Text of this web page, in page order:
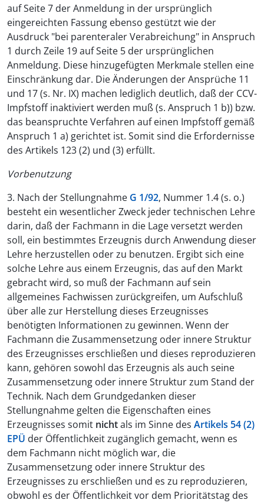
auf Seite 7 der Anmeldung in der ursprünglich
eingereichten Fassung ebenso gestützt wie der
Ausdruck "bei parenteraler Verabreichung" in Anspruch
1 durch Zeile 19 auf Seite 5 der ursprünglichen
Anmeldung. Diese hinzugefügten Merkmale stellen eine
Einschränkung dar. Die Änderungen der Ansprüche 11
und 17 (s. Nr. IX) machen lediglich deutlich, daß der CCV-
Impfstoff inaktiviert werden muß (s. Anspruch 1 b)) bzw.
das beanspruchte Verfahren auf einen Impfstoff gemäß
Anspruch 1 a) gerichtet ist. Somit sind die Erfordernisse
des Artikels 123 (2) und (3) erfüllt.
Vorbenutzung
3. Nach der Stellungnahme G 1/92, Nummer 1.4 (s. o.)
besteht ein wesentlicher Zweck jeder technischen Lehre
darin, daß der Fachmann in die Lage versetzt werden
soll, ein bestimmtes Erzeugnis durch Anwendung dieser
Lehre herzustellen oder zu benutzen. Ergibt sich eine
solche Lehre aus einem Erzeugnis, das auf den Markt
gebracht wird, so muß der Fachmann auf sein
allgemeines Fachwissen zurückgreifen, um Aufschluß
über alle zur Herstellung dieses Erzeugnisses
benötigten Informationen zu gewinnen. Wenn der
Fachmann die Zusammensetzung oder innere Struktur
des Erzeugnisses erschließen und dieses reproduzieren
kann, gehören sowohl das Erzeugnis als auch seine
Zusammensetzung oder innere Struktur zum Stand der
Technik. Nach dem Grundgedanken dieser
Stellungnahme gelten die Eigenschaften eines
Erzeugnisses somit nichtals im Sinne des Artikels 54 (2)
EPÜ der Öffentlichkeit zugänglich gemacht, wenn es
dem Fachmann nicht möglich war, die
Zusammensetzung oder innere Struktur des
Erzeugnisses zu erschließen und es zu reproduzieren,
obwohl es der Öffentlichkeit vor dem Prioritätstag des